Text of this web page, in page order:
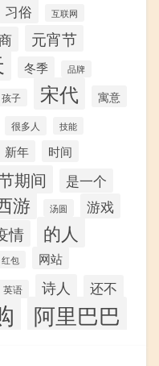
习俗 互联网
元宵节
冬季 品牌
孩子 宋代 寓意
很多人 技能
新年 时间
期间 是一个
游 汤圆 游戏
情 的人
红包 网站
英语 诗人 还不
阿里巴巴